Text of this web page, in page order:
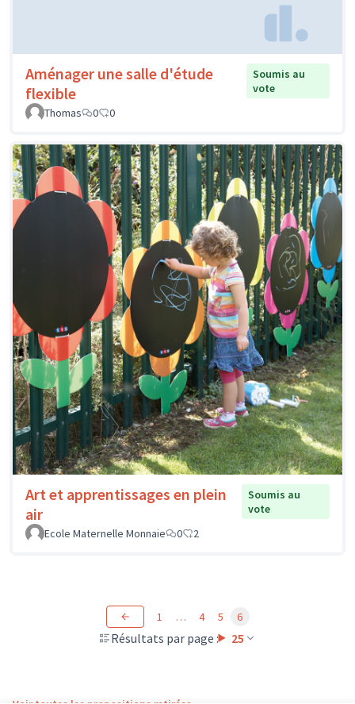
Aménager une salle d'étude
flexible
Soumis au
vote
Thomas
0 0
Art et apprentissages en plein
air
Soumis au
vote
Ecole Maternelle Monnaie
0 2
Résultats par page : 25
1 … 4 5 6